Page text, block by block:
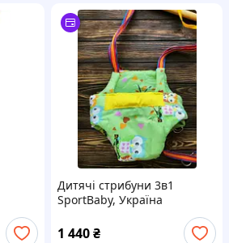
Дитячі стрибуни 3в1
SportBaby, Україна
1 440₴